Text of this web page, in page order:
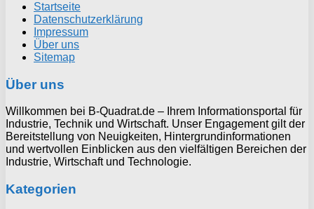
Startseite
Datenschutzerklärung
Impressum
Über uns
Sitemap
Über uns
Willkommen bei B-Quadrat.de – Ihrem Informationsportal für
Industrie, Technik und Wirtschaft. Unser Engagement gilt der
Bereitstellung von Neuigkeiten, Hintergrundinformationen
und wertvollen Einblicken aus den vielfältigen Bereichen der
Industrie, Wirtschaft und Technologie.
Kategorien